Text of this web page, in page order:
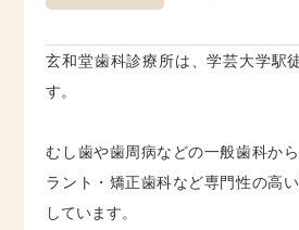
玄和堂歯科診療所は、学芸大学駅
す。
むし歯や歯周病などの一般歯科か
ラント・矯正歯科など専門性の高
しています。